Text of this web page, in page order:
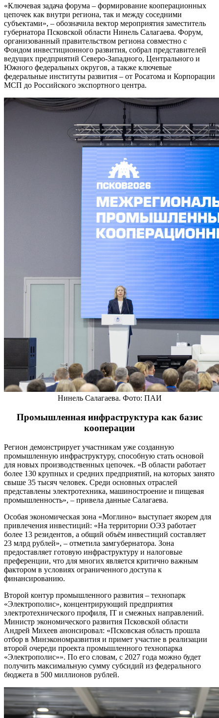
«Ключевая задача форума – формирование кооперационных
цепочек как внутри региона, так и между соседними
субъектами», – обозначила вектор мероприятия заместитель
губернатора Псковской области Нинель Салагаева. Форум,
организованный правительством региона совместно с
Фондом инвестиционного развития, собрал представителей
ведущих предприятий Северо-Западного, Центрального и
Южного федеральных округов, а также ключевые
федеральные институты развития – от Росатома и Корпорации
МСП до Российского экспортного центра.
Нинель Салагаева. Фото: ПАИ
Промышленная инфраструктура как базис
кооперации
Регион демонстрирует участникам уже созданную
промышленную инфраструктуру, способную стать основой
для новых производственных цепочек. «В области работает
более 130 крупных и средних предприятий, на которых занято
свыше 35 тысяч человек. Среди основных отраслей
представлены электротехника, машиностроение и пищевая
промышленность», – привела данные Салагаева.
Особая экономическая зона «Моглино» выступает якорем для
привлечения инвестиций: «На территории ОЭЗ работает
более 13 резидентов, а общий объём инвестиций составляет
23 млрд рублей», – отметила замгубернатора. Зона
предоставляет готовую инфраструктуру и налоговые
преференции, что для многих является критично важным
фактором в условиях ограниченного доступа к
финансированию.
Второй контур промышленного развития – технопарк
«Электрополис», концентрирующий предприятия
электротехнического профиля, IT и смежных направлений.
Министр экономического развития Псковской области
Андрей Михеев анонсировал: «Псковская область прошла
отбор в Минэкономразвития и примет участие в реализации
второй очереди проекта промышленного технопарка
«Электрополис»». По его словам, с 2027 года можно будет
получить максимальную сумму субсидий из федерального
бюджета в 500 миллионов рублей.